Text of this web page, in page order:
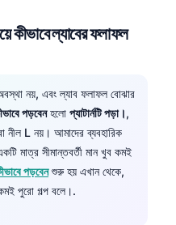
কীভাবে ল্যাবের ফলাফল
নয়, এবং ল্যাব ফলাফল বোঝার
পড়বেনহলো প্যাটার্নটি পড়া।,
নীল L নয়। আমাদের ব্যবহারিক
মাত্র সীমান্তবর্তী মান খুব কমই
পড়বেনশুরু হয় এখান থেকে,
পুরো গল্প বলে।.